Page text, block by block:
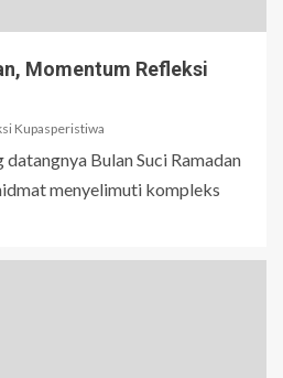
Momentum Refleksi
Kupasperistiwa
Bulan Suci Ramadan
menyelimuti kompleks